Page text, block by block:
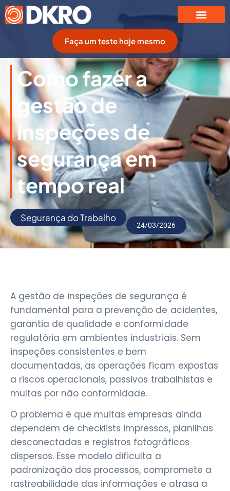
Faça um teste hoje mesmo
Como fazer a
gestão de
inspeções de
segurança em
tempo real
Segurança do Trabalho
24/03/2026
A gestão de inspeções de segurança é
fundamental para a prevenção de acidentes,
garantia de qualidade e conformidade
regulatória em ambientes industriais. Sem
inspeções consistentes e bem
documentadas, as operações ficam expostas
a riscos operacionais, passivos trabalhistas e
multas por não conformidade.
O problema é que muitas empresas ainda
dependem de checklists impressos, planilhas
desconectadas e registros fotográficos
dispersos. Esse modelo dificulta a
padronização dos processos, compromete a
rastreabilidade das informações e atrasa a